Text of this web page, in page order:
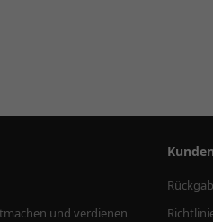
und verdienen